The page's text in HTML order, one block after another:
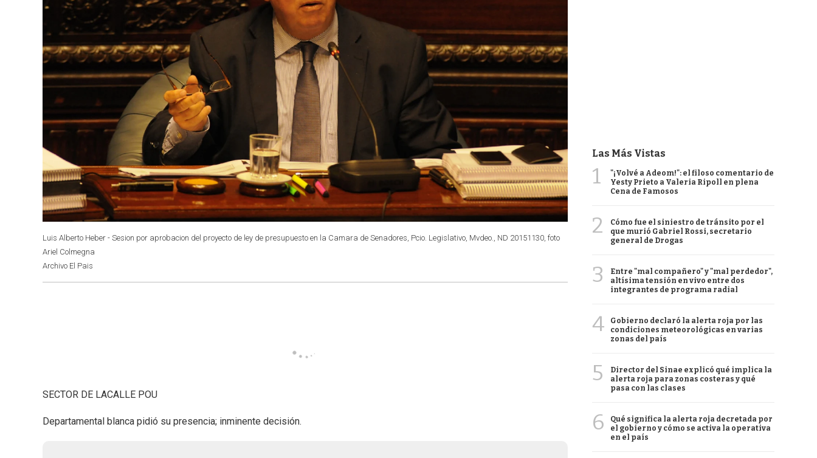
Luis Alberto Heber - Sesion por aprobacion del proyecto de ley de presupuesto en la Camara de Senadores, Pcio. Legislativo, Mvdeo., ND 20151130, foto
Ariel Colmegna
Archivo El Pais
SECTOR DE LACALLE POU
Departamental blanca pidió su presencia; inminente decisión.
Las Más Vistas
1
"¡Volvé a Adeom!": el filoso comentario de
Yesty Prieto a Valeria Ripoll en plena
Cena de Famosos
2
Cómo fue el siniestro de tránsito por el
que murió Gabriel Rossi, secretario
general de Drogas
3
Entre "mal compañero" y "mal perdedor",
altísima tensión en vivo entre dos
integrantes de programa radial
4
Gobierno declaró la alerta roja por las
condiciones meteorológicas en varias
zonas del país
5
Director del Sinae explicó qué implica la
alerta roja para zonas costeras y qué
pasa con las clases
6
Qué significa la alerta roja decretada por
el gobierno y cómo se activa la operativa
en el país